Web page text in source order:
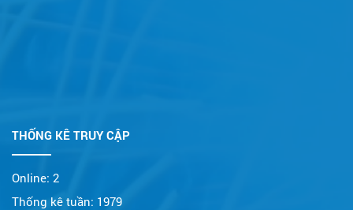
THỐNG KÊ TRUY CẬP
Online: 2
Thống kê tuần: 1979